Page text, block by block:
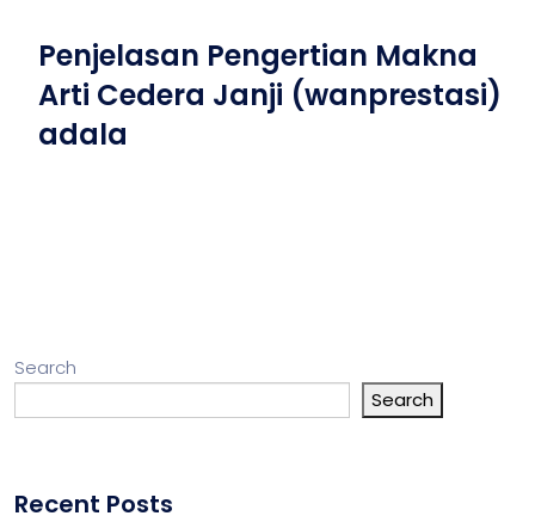
Penjelasan Pengertian Makna
Arti Cedera Janji (wanprestasi)
adala
Search
Search
Recent Posts